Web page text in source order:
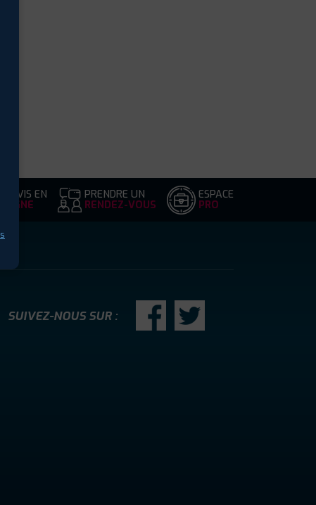
DEVIS EN
LIGNE
PRENDRE UN
RENDEZ-VOUS
ESPACE
PRO
SUIVEZ-NOUS SUR :